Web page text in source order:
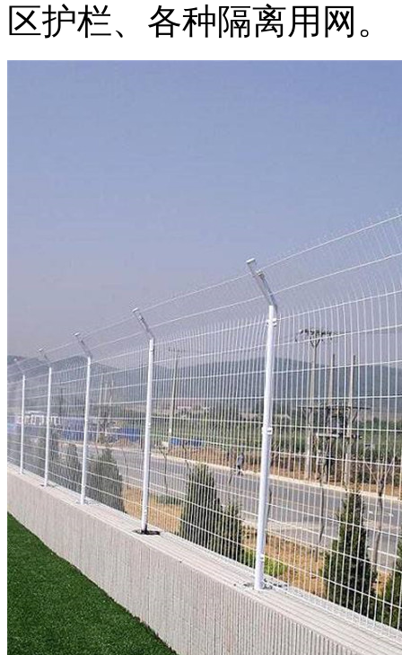
区护栏、各种隔离用网。